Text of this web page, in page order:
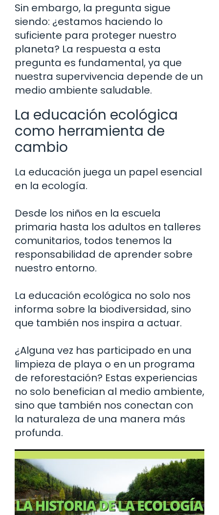
Sin embargo, la pregunta sigue
siendo: ¿estamos haciendo lo
suficiente para proteger nuestro
planeta? La respuesta a esta
pregunta es fundamental, ya que
nuestra supervivencia depende de un
medio ambiente saludable.
La educación ecológica
como herramienta de
cambio
La educación juega un papel esencial
en la ecología.
Desde los niños en la escuela
primaria hasta los adultos en talleres
comunitarios, todos tenemos la
responsabilidad de aprender sobre
nuestro entorno.
La educación ecológica no solo nos
informa sobre la biodiversidad, sino
que también nos inspira a actuar.
¿Alguna vez has participado en una
limpieza de playa o en un programa
de reforestación? Estas experiencias
no solo benefician al medio ambiente,
sino que también nos conectan con
la naturaleza de una manera más
profunda.